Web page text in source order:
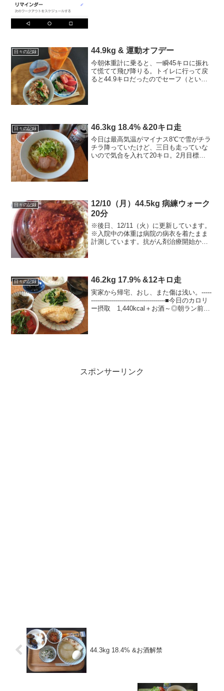
日々の記録 44.9kg & 運動オフデー
今朝体重計に乗ると、一瞬45キロに振れ
て慌てて飛び降りる。トイレに行って戻
ると44.9キロだったのでセーフ（という
日々の記録 46.3kg 18.4% &20キロ走
今日は最高気温がマイナス8℃で雪がチラ
チラ降っていたけど、三日も走っていな
いので気合を入れて20キロ。2月目標
日々の記録
12/10（月）44.5kg 病練ウォーク
20分
※後日、12/11（火）に更新しています。
※入院中の体重は病院の病衣を着たまま
計測しています。抗がん剤治療開始から7
日々の記録 46.2kg 17.9% &12キロ走
実家から帰宅、おし、また傷は浅い。-----
-------------------------------------■今日のカロリ
ー摂取 1,440kcal＋お酒～◎朝ラン前：
スポンサーリンク
44.3kg 18.4% &お酒解禁